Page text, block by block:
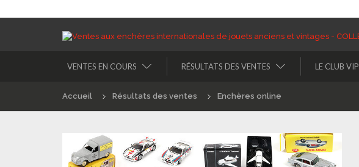
VENTES EN COURS RÉSULTATS DES VENTES LE CLUB VIP
Accueil Résultats des ventes Enchères online